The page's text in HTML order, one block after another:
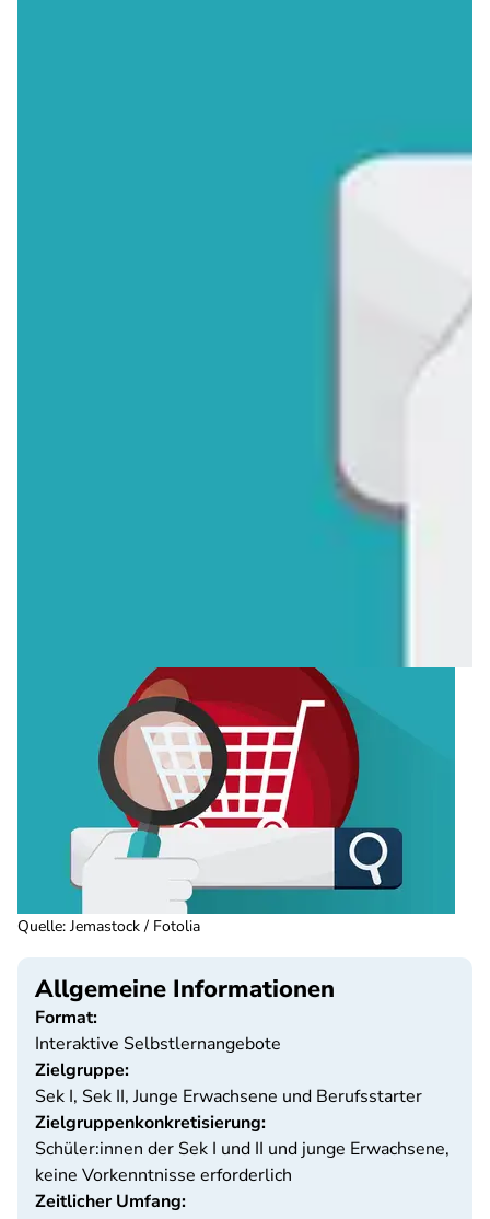
Quelle: Jemastock / Fotolia
Allgemeine Informationen
Format:
Interaktive Selbstlernangebote
Zielgruppe:
Sek I, Sek II, Junge Erwachsene und Berufsstarter
Zielgruppenkonkretisierung:
Schüler:innen der Sek I und II und junge Erwachsene,
keine Vorkenntnisse erforderlich
Zeitlicher Umfang: